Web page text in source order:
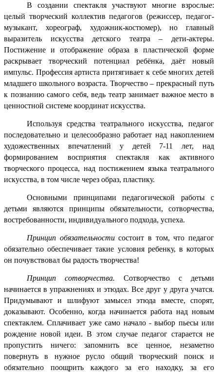
В создании спектакля участвуют многие взрослые:
целый творческий коллектив педагогов (режиссер, педагог-
музыкант, хореограф, художник-костюмер), но главный
выразитель искусства детского театра – дети-актеры.
Постижение и отображение образа в пластической форме
раскрывает творческий потенциал ребёнка, даёт новый
импульс. Профессия артиста притягивает к себе многих детей
младшего школьного возраста. Творчество – прекрасный путь
к познанию самого себя, ведь театр занимает важное место в
ценностной системе координат искусства.
Используя средства театрального искусства, педагог
последовательно и целесообразно работает над накоплением
художественных впечатлений у детей 7-11 лет, над
формированием восприятия спектакля как активного
творческого процесса, над постижением языка театрального
искусства, в том числе через образ, пластику.
Основными принципами педагогической работы с
детьми являются принципы обязательности, сотворчества,
востребованности, индивидуального подхода, успеха.
Принцип обязательностисостоит в том, что педагог
обязательно обеспечивает такие условия ребенку, в которых
он почувствовал бы радость творчества!
Принцип сотворчества.
Сотворчество с детьми
начинается в упражнениях и этюдах. Все друг у друга учатся.
Придумывают и шлифуют замысел этюда вместе, спорят,
доказывают. Особенно, когда начинается работа над новым
спектаклем. Сплачивает уже само начало - выбор пьесы или
рождение новой идеи. В этом случае педагог старается не
пропустить ничего: запомнить все ценное, незаметно
повернуть в нужное русло общий творческий поиск и
обязательно поощрить каждого за его находку, за его